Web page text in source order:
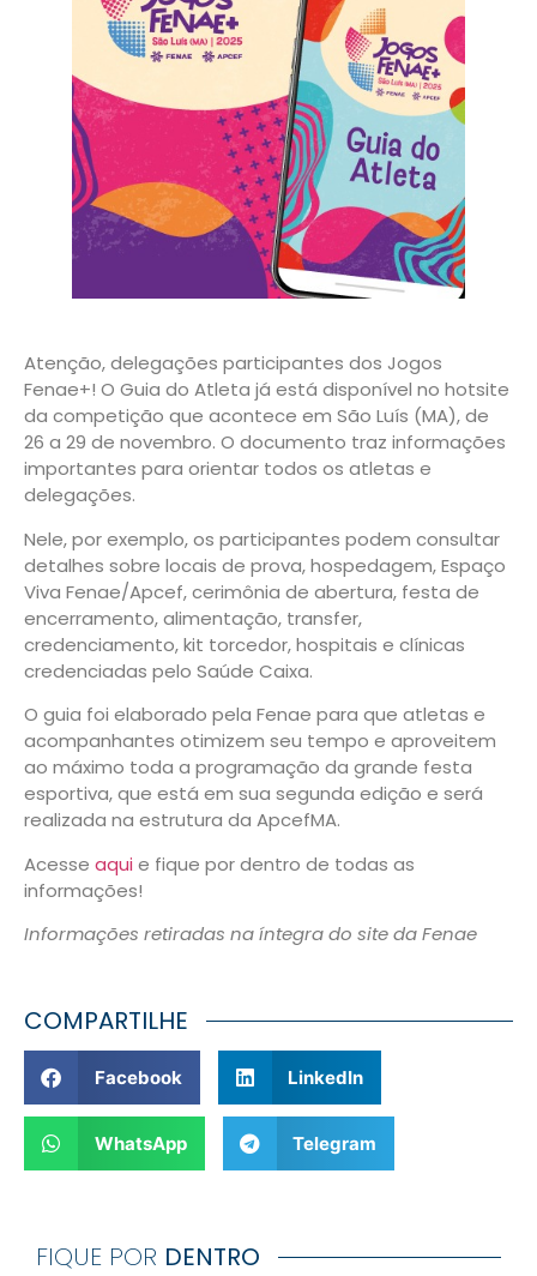
Atenção, delegações participantes dos Jogos
Fenae+! O Guia do Atleta já está disponível no hotsite
da competição que acontece em São Luís (MA), de
26 a 29 de novembro. O documento traz informações
importantes para orientar todos os atletas e
delegações.
Nele, por exemplo, os participantes podem consultar
detalhes sobre locais de prova, hospedagem, Espaço
Viva Fenae/Apcef, cerimônia de abertura, festa de
encerramento, alimentação, transfer,
credenciamento, kit torcedor, hospitais e clínicas
credenciadas pelo Saúde Caixa.
O guia foi elaborado pela Fenae para que atletas e
acompanhantes otimizem seu tempo e aproveitem
ao máximo toda a programação da grande festa
esportiva, que está em sua segunda edição e será
realizada na estrutura da ApcefMA.
Acesse aqui e fique por dentro de todas as
informações!
Informações retiradas na íntegra do site da Fenae
COMPARTILHE
Facebook LinkedIn
WhatsApp Telegram
FIQUE POR DENTRO